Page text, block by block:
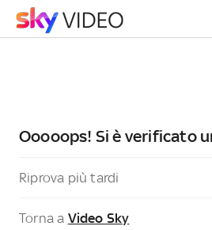
Ooooops! Si è verificato
Riprova più tardi
Torna a Video Sky